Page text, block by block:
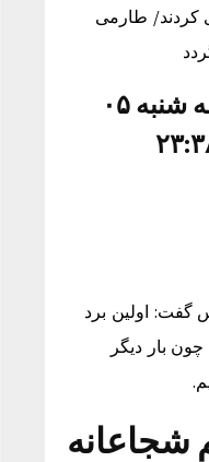
کردند/ طارمی
زمان دریافت خبر: سه شنبه ۰۵
گفت: اولین برد
بار دیگر
شجاعانه